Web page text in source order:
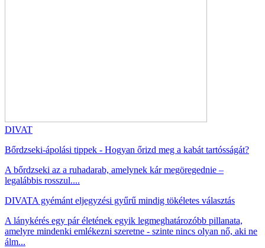
DIVAT
Bőrdzseki-ápolási tippek - Hogyan őrizd meg a kabát tartósságát?
A bőrdzseki az a ruhadarab, amelynek kár megöregednie –
legalábbis rosszul....
DIVATA gyémánt eljegyzési gyűrű mindig tökéletes választás
A lánykérés egy pár életének egyik legmeghatározóbb pillanata,
amelyre mindenki emlékezni szeretne - szinte nincs olyan nő, aki ne
álm...